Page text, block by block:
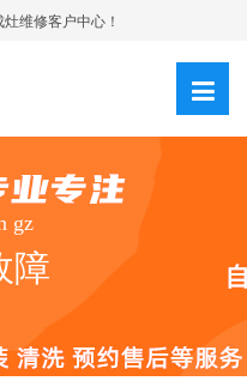
维修客户中心！
gz
障